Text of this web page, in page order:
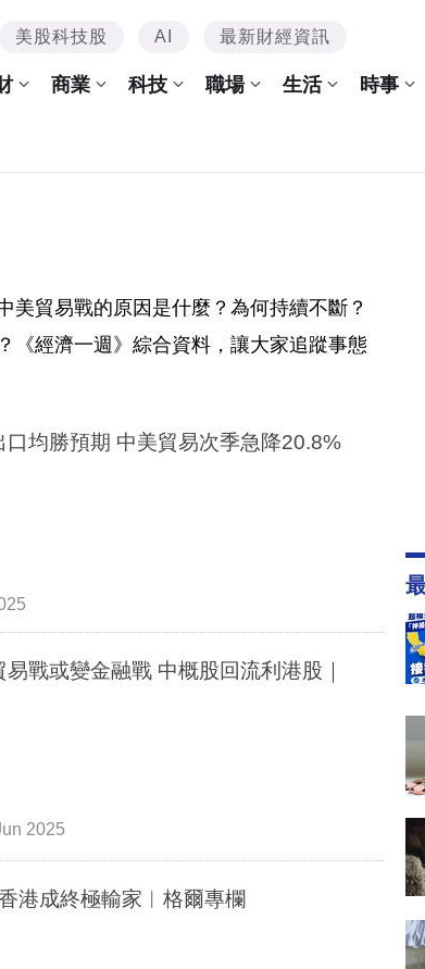
美股科技股 AI 最新財經資訊
商業 科技 職場 生活 時事
美貿易戰的原因是什麼？為何持續不斷？
《經濟一週》綜合資料，讓大家追蹤事態
口均勝預期 中美貿易次季急降20.8%
易戰或變金融戰 中概股回流利港股｜
2025
港成終極輸家︳格爾專欄